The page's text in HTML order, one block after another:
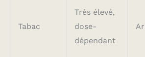
Tabac
Très élevé,
dose-
dépendant